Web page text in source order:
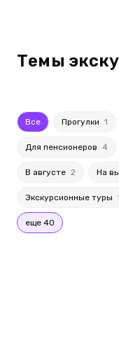
Темы
Все Прогулки 1
Для пенсионеров 4
В августе 2 На
Экскурсионные туры
еще 40